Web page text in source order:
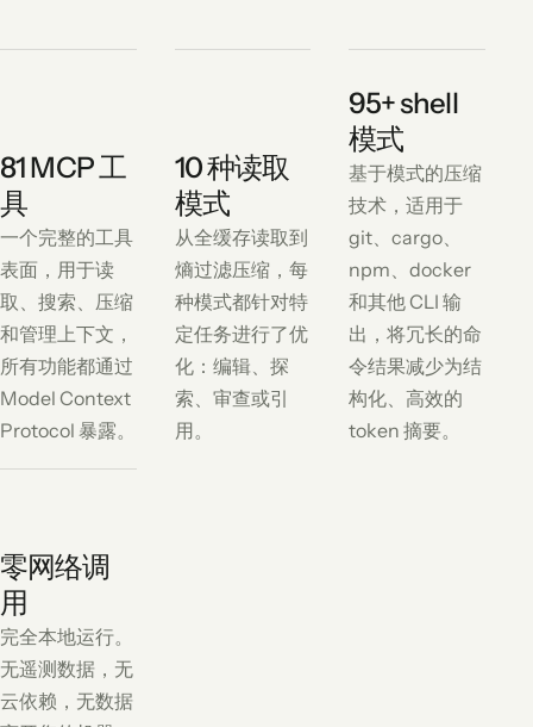
81 MCP 工
具
一个完整的工具
表面，用于读
取、搜索、压缩
和管理上下文，
所有功能都通过
Model Context
Protocol 暴露。
10 种读取
模式
从全缓存读取到
熵过滤压缩，每
种模式都针对特
定任务进行了优
化：编辑、探
索、审查或引
用。
95+ shell
模式
基于模式的压缩
技术，适用于
git、cargo、
npm、docker
和其他 CLI 输
出，将冗长的命
令结果减少为结
构化、高效的
token 摘要。
零网络调
用
完全本地运行。
无遥测数据，无
云依赖，无数据